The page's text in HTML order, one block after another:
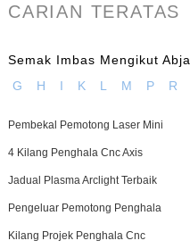
CARIAN TERATAS
Semak Imbas Mengikut
G
H I K L M P R
Pembekal Pemotong Laser Mini
4 Kilang Penghala Cnc Axis
Jadual Plasma Arclight Terbaik
Pengeluar Pemotong Penghala
Kilang Projek Penghala Cnc